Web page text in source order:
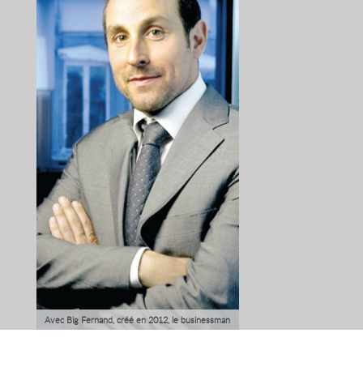
Avec Big Fernand, créé en 2012, le businessman